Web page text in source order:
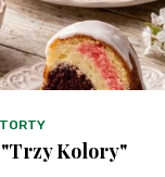
Kolory"